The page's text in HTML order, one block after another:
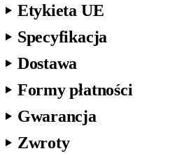
Etykieta UE
Specyfikacja
Dostawa
Formy płatności
Gwarancja
Zwroty